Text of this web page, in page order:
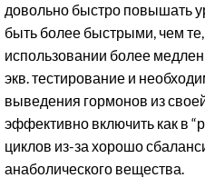
довольно быстро повышать
быть более быстрыми, чем
использовании более
экв. тестирование и
выведения гормонов из
эффективно включить как в
циклов из-за хорошо
анаболического вещества.